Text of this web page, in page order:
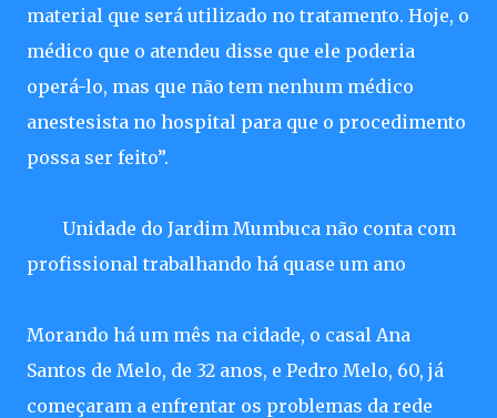
material que será utilizado no tratamento. Hoje, o
médico que o atendeu disse que ele poderia
operá-lo, mas que não tem nenhum médico
anestesista no hospital para que o procedimento
possa ser feito”.
Unidade do Jardim Mumbuca não conta com
profissional trabalhando há quase um ano
Morando há um mês na cidade, o casal Ana
Santos de Melo, de 32 anos, e Pedro Melo, 60, já
começaram a enfrentar os problemas da rede